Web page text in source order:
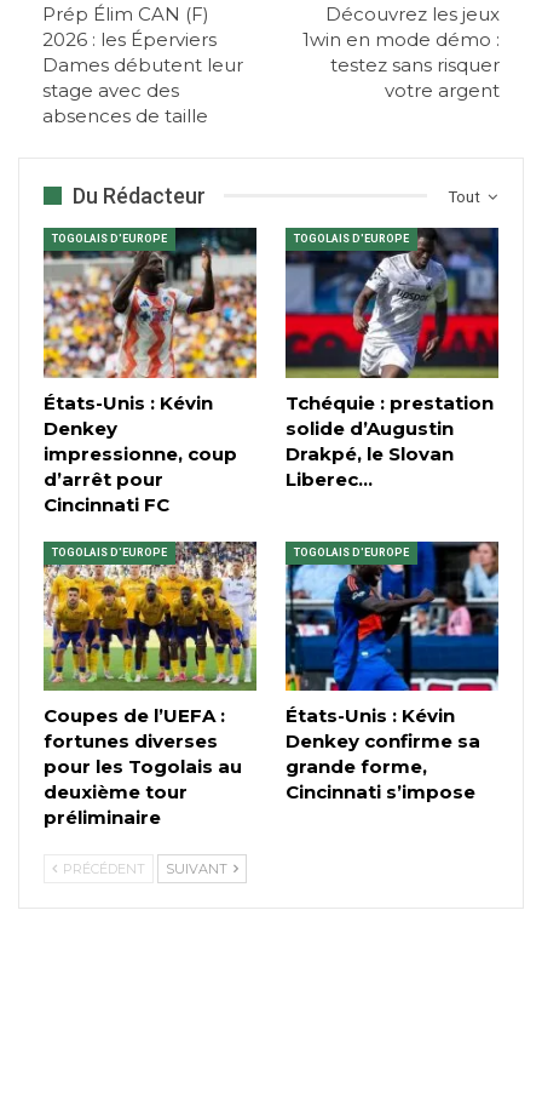
Prép Élim CAN (F)
2026 : les Éperviers
Dames débutent leur
stage avec des
absences de taille
Découvrez les jeux
1win en mode démo :
testez sans risquer
votre argent
Tout
Du Rédacteur
TOGOLAIS D'EUROPE
États-Unis : Kévin
Denkey
impressionne, coup
d’arrêt pour
Cincinnati FC
TOGOLAIS D'EUROPE
Tchéquie : prestation
solide d’Augustin
Drakpé, le Slovan
Liberec…
TOGOLAIS D'EUROPE
Coupes de l’UEFA :
fortunes diverses
pour les Togolais au
deuxième tour
préliminaire
TOGOLAIS D'EUROPE
États-Unis : Kévin
Denkey confirme sa
grande forme,
Cincinnati s’impose
PRÉCÉDENT SUIVANT